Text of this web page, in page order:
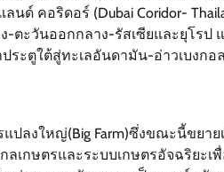
ด์ คอริดอร์ (Dubai Coridor-
ง-ตะวันออกกลาง-รัสเซียและยุโร
ระตูใต้สู่ทะเลอันดามัน-อ่าวเบงก
แปลงใหญ่(Big Farm)ซึ่งขณะนี้ขยาย
เกษตรและระบบเกษตรอัจฉริยะ